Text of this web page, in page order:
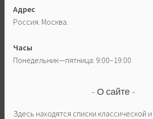
Адрес
Россия. Москва.
Часы
Понедельник—пятница: 9:00–19:00
О сайте
Здесь находятся списки классической